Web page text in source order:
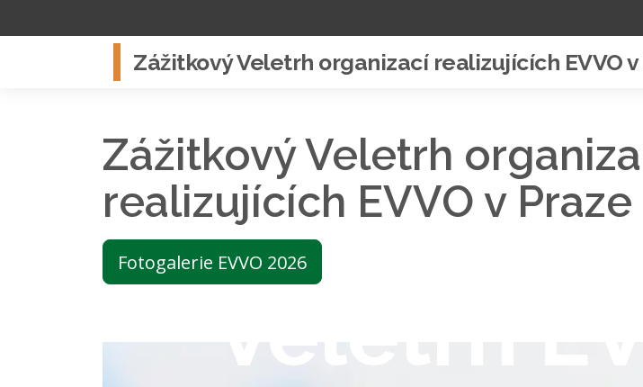
Zážitkový Veletrh organizací realizujících EVVO v
Zážitkový Veletrh
realizujících EVVO v Praze
Fotogalerie EVVO 2026
Veletrh